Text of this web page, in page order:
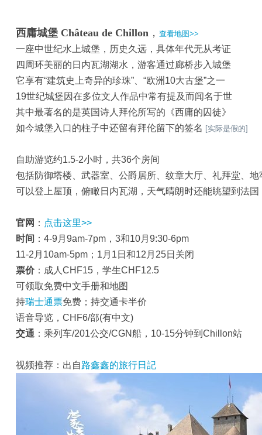
西庸城堡 Château de Chillon ， 查看地图>>
一座中世纪水上城堡，历史久远，具体年代无从考证
四周环美丽的日内瓦湖湖水，游客通过廊桥步入城堡
它享有“建筑史上奇异的珍珠”、“欧洲10大古堡”之一
19世纪城堡因在多位文人作品中常有提及而闻名于世
其中最著名的是英国诗人拜伦所写的《西庸的囚徒》
如今城堡入口的柱子中还留有拜伦留下的签名 [实际是假的]
自助游览约1.5-2小时，共36个房间
包括防御塔楼、武器室、公爵居所、纹章大厅、礼拜堂、地
可以登上屋顶，俯瞰日内瓦湖，天气晴朗时还能眺望到法国
官网 ： 点击这里>>
时间 ：4-9月9am-7pm，3和10月9:30-6pm
11-2月10am-5pm；1月1日和12月25日关闭
票价：成人CHF15，学生CHF12.5
可领取免费中文手册和地图
持瑞士通票免费；持交通卡半价
语音导览，CHF6/部(有中文)
交通 ：乘列车/201公交/CGN船，10-15分钟到Chillon站
视频推荐：出自路鑫鑫的旅行日記